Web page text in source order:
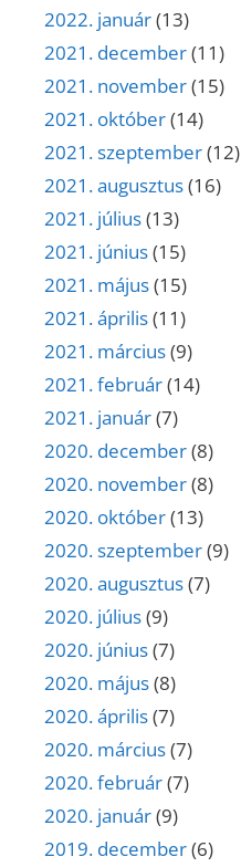
2022. január(13)
2021. december(11)
2021. november(15)
2021. október(14)
2021. szeptember(12)
2021. augusztus(16)
2021. július(13)
2021. június(15)
2021. május(15)
2021. április(11)
2021. március(9)
2021. február(14)
2021. január(7)
2020. december(8)
2020. november(8)
2020. október(13)
2020. szeptember(9)
2020. augusztus(7)
2020. július(9)
2020. június(7)
2020. május(8)
2020. április(7)
2020. március(7)
2020. február(7)
2020. január(9)
2019. december(6)